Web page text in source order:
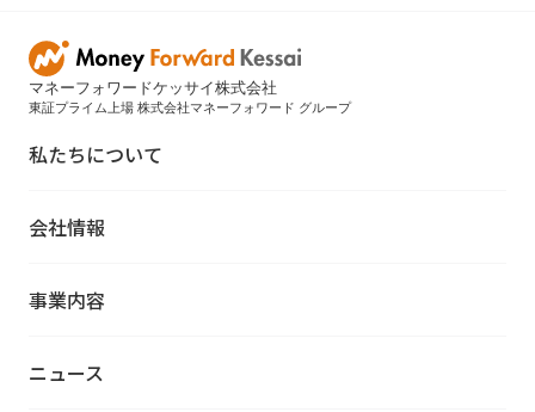
マネーフォワードケッサイ株式会社
東証プライム上場 株式会社マネーフォワード グループ
私たちについて
会社情報
事業内容
ニュース